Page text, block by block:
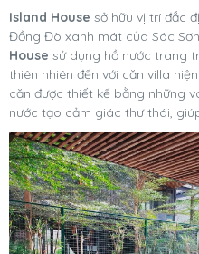
Island House sở hữu vị trí đắc
Đồng Đò xanh mát của Sóc
House sử dụng hồ nước trang
thiên nhiên đến với căn villa
căn được thiết kế bằng những
nước tạo cảm giác thư thái,